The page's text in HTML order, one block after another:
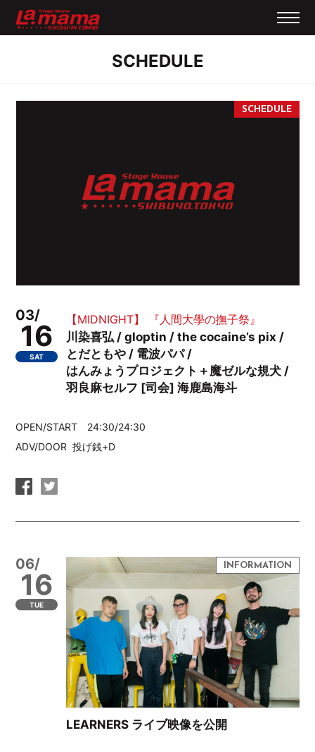
SCHEDULE
03/
16
SAT
【MIDNIGHT】 『人間大學の撫子祭』
川染喜弘 / gloptin / the cocaine’s pix /
とだともや / 電波パパ /
はんみょうプロジェクト＋魔ゼルな規犬 /
羽良麻セルフ [司会] 海鹿島海斗
OPEN/START 24:30/24:30
ADV/DOOR 投げ銭+D
06/
16
TUE
LEARNERS ライブ映像を公開